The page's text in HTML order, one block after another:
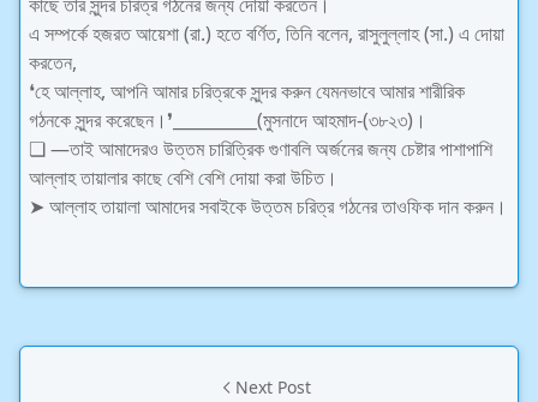
এ সম্পর্কে হজরত আয়েশা (রা.) হতে বর্ণিত, তিনি বলেন, রাসুলুল্লাহ (সা.) এ দোয়া
করতেন,
❛হে আল্লাহ, আপনি আমার চরিত্রকে সুন্দর করুন যেমনভাবে আমার শারীরিক
গঠনকে সুন্দর করেছেন।❜__________(মুসনাদে আহমাদ-(৩৮২৩)।
❏ —তাই আমাদেরও উত্তম চারিত্রিক গুণাবলি অর্জনের জন্য চেষ্টার পাশাপাশি
আল্লাহ তায়ালার কাছে বেশি বেশি দোয়া করা উচিত।
➤ আল্লাহ তায়ালা আমাদের সবাইকে উত্তম চরিত্র গঠনের তাওফিক দান করুন।
Next Post